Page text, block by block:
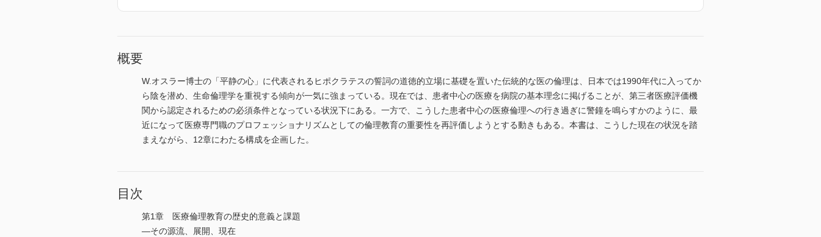
概要
W.オスラー博士の「平静の心」に代表されるヒポクラテスの誓詞の道徳的立場に基礎を置いた伝統的な医の倫理は、日本では1990年代に入ってか
ら陰を潜め、生命倫理学を重視する傾向が一気に強まっている。現在では、患者中心の医療を病院の基本理念に掲げることが、第三者医療評価機
関から認定されるための必須条件となっている状況下にある。一方で、こうした患者中心の医療倫理への行き過ぎに警鐘を鳴らすかのように、最
近になって医療専門職のプロフェッショナリズムとしての倫理教育の重要性を再評価しようとする動きもある。本書は、こうした現在の状況を踏
まえながら、12章にわたる構成を企画した。
目次
第1章 医療倫理教育の歴史的意義と課題
―その源流、展開、現在